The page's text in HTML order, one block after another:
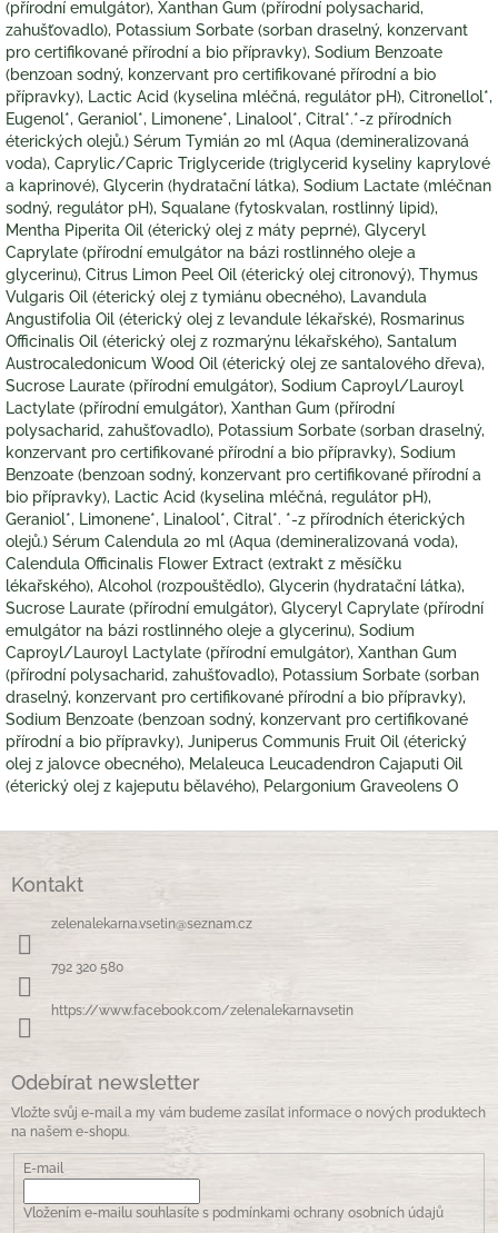
(přírodní emulgátor), Xanthan Gum (přírodní polysacharid,
zahušťovadlo), Potassium Sorbate (sorban draselný, konzervant
pro certifikované přírodní a bio přípravky), Sodium Benzoate
(benzoan sodný, konzervant pro certifikované přírodní a bio
přípravky), Lactic Acid (kyselina mléčná, regulátor pH), Citronellol*,
Eugenol*, Geraniol*, Limonene*, Linalool*, Citral*.*-z přírodních
éterických olejů.) Sérum Tymián 20 ml (Aqua (demineralizovaná
voda), Caprylic/Capric Triglyceride (triglycerid kyseliny kaprylové
a kaprinové), Glycerin (hydratační látka), Sodium Lactate (mléčnan
sodný, regulátor pH), Squalane (fytoskvalan, rostlinný lipid),
Mentha Piperita Oil (éterický olej z máty peprné), Glyceryl
Caprylate (přírodní emulgátor na bázi rostlinného oleje a
glycerinu), Citrus Limon Peel Oil (éterický olej citronový), Thymus
Vulgaris Oil (éterický olej z tymiánu obecného), Lavandula
Angustifolia Oil (éterický olej z levandule lékařské), Rosmarinus
Officinalis Oil (éterický olej z rozmarýnu lékařského), Santalum
Austrocaledonicum Wood Oil (éterický olej ze santalového dřeva),
Sucrose Laurate (přírodní emulgátor), Sodium Caproyl/Lauroyl
Lactylate (přírodní emulgátor), Xanthan Gum (přírodní
polysacharid, zahušťovadlo), Potassium Sorbate (sorban draselný,
konzervant pro certifikované přírodní a bio přípravky), Sodium
Benzoate (benzoan sodný, konzervant pro certifikované přírodní a
bio přípravky), Lactic Acid (kyselina mléčná, regulátor pH),
Geraniol*, Limonene*, Linalool*, Citral*. *-z přírodních éterických
olejů.) Sérum Calendula 20 ml (Aqua (demineralizovaná voda),
Calendula Officinalis Flower Extract (extrakt z měsíčku
lékařského), Alcohol (rozpouštědlo), Glycerin (hydratační látka),
Sucrose Laurate (přírodní emulgátor), Glyceryl Caprylate (přírodní
emulgátor na bázi rostlinného oleje a glycerinu), Sodium
Caproyl/Lauroyl Lactylate (přírodní emulgátor), Xanthan Gum
(přírodní polysacharid, zahušťovadlo), Potassium Sorbate (sorban
draselný, konzervant pro certifikované přírodní a bio přípravky),
Sodium Benzoate (benzoan sodný, konzervant pro certifikované
přírodní a bio přípravky), Juniperus Communis Fruit Oil (éterický
olej z jalovce obecného), Melaleuca Leucadendron Cajaputi Oil
(éterický olej z kajeputu bělavého), Pelargonium Graveolens O
Kontakt
zelenalekarna.vsetin@seznam.cz
792 320 580
https://www.facebook.com/zelenalekarnavsetin
Odebírat newsletter
Vložte svůj e-mail a my vám budeme zasílat informace o nových produktech
na našem e-shopu.
E-mail
Vložením e-mailu souhlasíte s podmínkami ochrany osobních údajů